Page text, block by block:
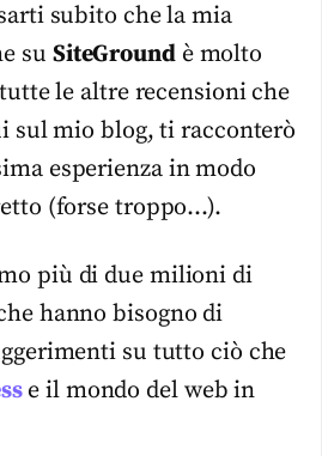
subito che la mia
su SiteGroundè molto
le altre recensioni che
sul mio blog, ti racconterò
esperienza in modo
(forse troppo…).
più di due milioni di
hanno bisogno di
su tutto ciò che
e il mondo del web in